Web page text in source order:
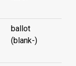
ballot
(blank-)